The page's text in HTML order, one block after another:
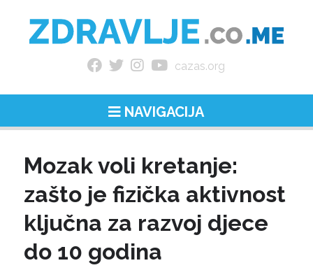
cazas.org
NAVIGACIJA
Mozak voli kretanje:
zašto je fizička aktivnost
ključna za razvoj djece
do 10 godina